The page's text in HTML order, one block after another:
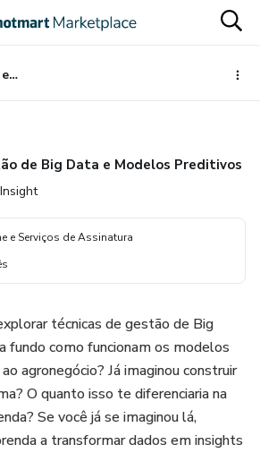
Gestão de Big Data e Modelos Preditivos
de Big Data e Modelos Preditivos
e Serviços de Assinatura
técnicas de gestão de Big
fundo como funcionam os modelos
agronegócio? Já imaginou construir
O quanto isso te diferenciaria na
Se você já se imaginou lá,
a transformar dados em insights